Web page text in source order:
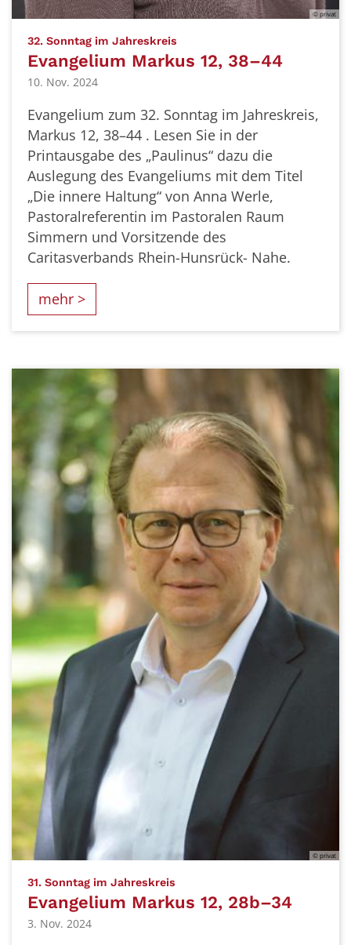
© privat
32. Sonntag im Jahreskreis
Evangelium Markus 12, 38–44
10. Nov. 2024
Evangelium zum 32. Sonntag im Jahreskreis,
Markus 12, 38–44 . Lesen Sie in der
Printausgabe des „Paulinus“ dazu die
Auslegung des Evangeliums mit dem Titel
„Die innere Haltung“ von Anna Werle,
Pastoralreferentin im Pastoralen Raum
Simmern und Vorsitzende des
Caritasverbands Rhein-Hunsrück- Nahe.
mehr >
© privat
31. Sonntag im Jahreskreis
Evangelium Markus 12, 28b–34
3. Nov. 2024